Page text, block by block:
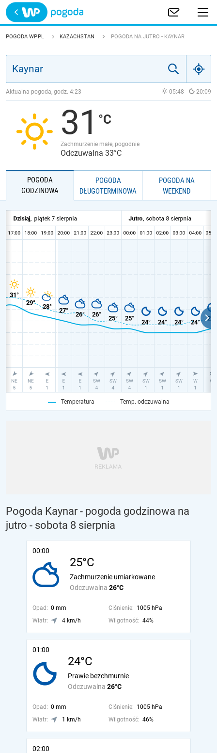
Trwa ładowanie
POLSKA
JAKOŚĆ POWIETRZA
POGODA WP.PL KAZACHSTAN POGODA NA JUTRO - KAYNAR
Aktualna pogoda, godz. 4:23 05:48 20:09
31
Zachmurzenie małe, pogodnie
Odczuwalna 33°C
POGODA
GODZINOWA
POGODA
DŁUGOTERMINOWA
POGODA NA
WEEKEND
Temperatura Temp. odczuwalna
Pogoda Kaynar - pogoda godzinowa na
jutro - sobota 8 sierpnia
00:00
25°C
Odczuwalna 26°C
Zachmurzenie umiarkowane
Opad: 0 mm Ciśnienie: 1005 hPa
Wiatr:
4 km/h Wilgotność: 44%
01:00
24°C
Odczuwalna 26°C
Prawie bezchmurnie
Opad: 0 mm Ciśnienie: 1005 hPa
Wiatr:
1 km/h Wilgotność: 46%
02:00